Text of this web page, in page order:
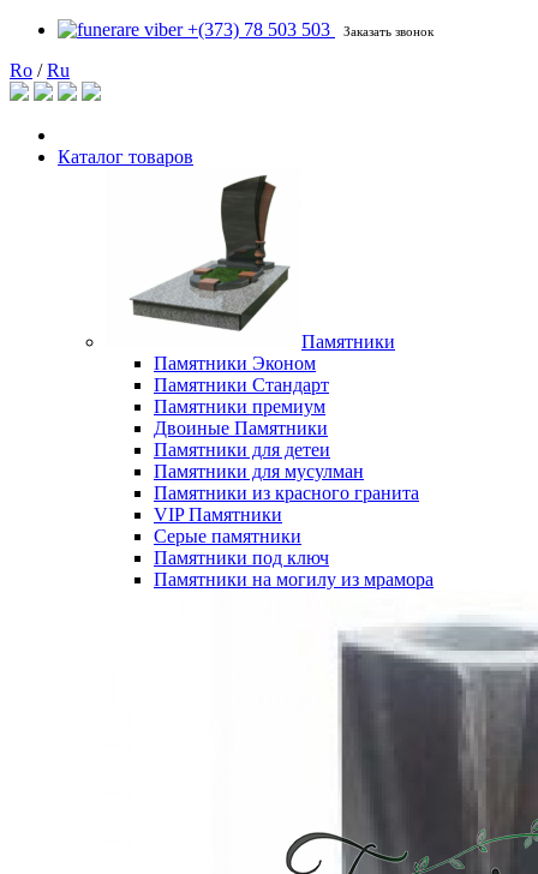
+(373) 78 503 503
Заказать звонок
Ro /Ru
Каталог товаров
Памятники
Памятники Эконом
Памятники Стандарт
Памятники премиум
Двоиные Памятники
Памятники для детеи
Памятники для мусулман
Памятники из красного гранита
VIP Памятники
Серые памятники
Памятники под ключ
Памятники на могилу из мрамора